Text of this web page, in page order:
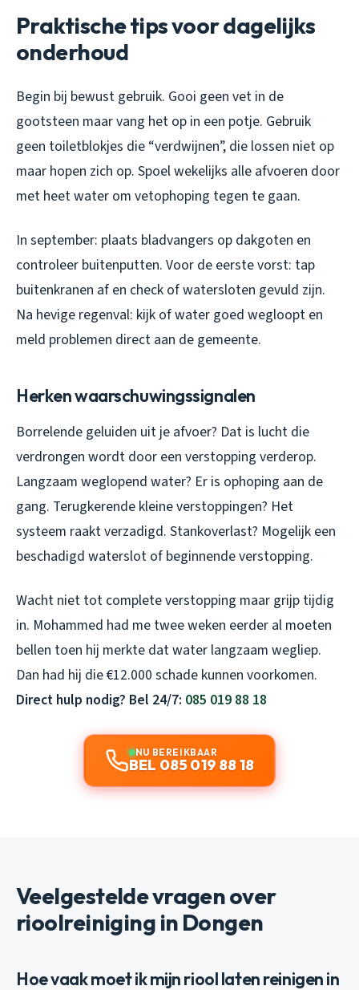
Praktische tips voor dagelijks
onderhoud
Begin bij bewust gebruik. Gooi geen vet in de
gootsteen maar vang het op in een potje. Gebruik
geen toiletblokjes die “verdwijnen”, die lossen niet op
maar hopen zich op. Spoel wekelijks alle afvoeren door
met heet water om vetophoping tegen te gaan.
In september: plaats bladvangers op dakgoten en
controleer buitenputten. Voor de eerste vorst: tap
buitenkranen af en check of watersloten gevuld zijn.
Na hevige regenval: kijk of water goed wegloopt en
meld problemen direct aan de gemeente.
Herken waarschuwingssignalen
Borrelende geluiden uit je afvoer? Dat is lucht die
verdrongen wordt door een verstopping verderop.
Langzaam weglopend water? Er is ophoping aan de
gang. Terugkerende kleine verstoppingen? Het
systeem raakt verzadigd. Stankoverlast? Mogelijk een
beschadigd waterslot of beginnende verstopping.
Wacht niet tot complete verstopping maar grijp tijdig
in. Mohammed had me twee weken eerder al moeten
bellen toen hij merkte dat water langzaam wegliep.
Dan had hij die €12.000 schade kunnen voorkomen.
Direct hulp nodig? Bel 24/7: 085 019 88 18
NU BEREIKBAAR
BEL 085 019 88 18
Veelgestelde vragen over
rioolreiniging in Dongen
Hoe vaak moet ik mijn riool laten reinigen in